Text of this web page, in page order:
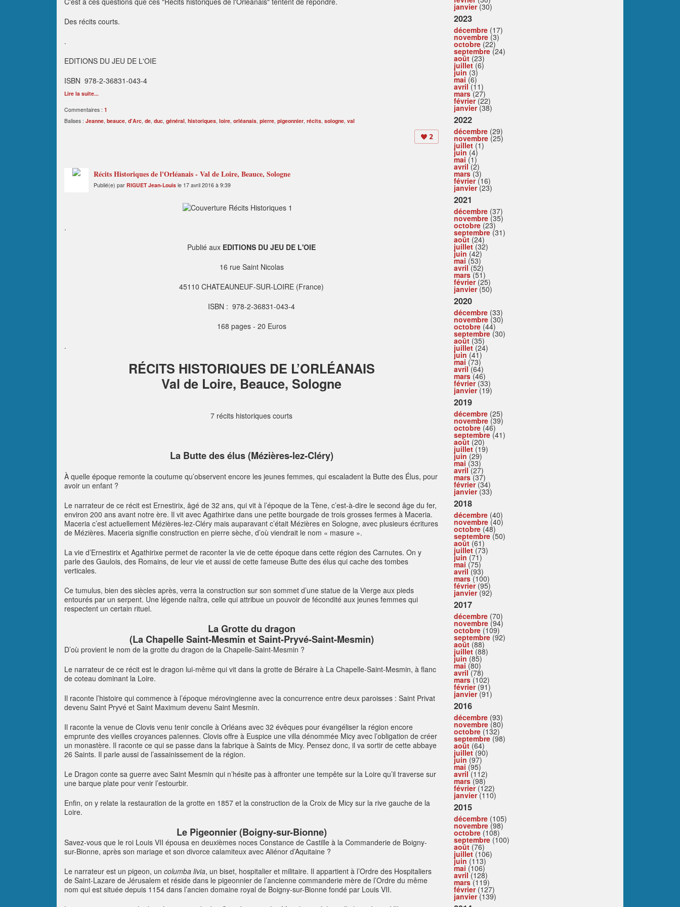
Des récits courts.
.
EDITIONS DU JEU DE L'OIE
ISBN 978-2-36831-043-4
Lire la suite...
Commentaires : 1
Balises : Jeanne, beauce, d'Arc, de, duc, général, historiques, loire, orléanais, pierre, pigeonnier, récits, sologne, val
2
Récits Historiques de l'Orléanais - Val de Loire, Beauce, Sologne
Publié(e) par RIGUET Jean-Louis le 17 avril 2016 à 9:39
.
Publié aux EDITIONS DU JEU DE L'OIE
16 rue Saint Nicolas
45110 CHATEAUNEUF-SUR-LOIRE (France)
ISBN : 978-2-36831-043-4
168 pages - 20 Euros
.
RÉCITS HISTORIQUES DE L’ORLÉANAIS
Val de Loire, Beauce, Sologne
7 récits historiques courts
La Butte des élus (Mézières-lez-Cléry)
À quelle époque remonte la coutume qu’observent encore les jeunes femmes, qui escaladent la Butte des Élus, pour
avoir un enfant ?
Le narrateur de ce récit est Ernestirix, âgé de 32 ans, qui vit à l’époque de la Tène, c’est-à-dire le second âge du fer,
environ 200 ans avant notre ère. Il vit avec Agathirixe dans une petite bourgade de trois grosses fermes à Maceria.
Maceria c’est actuellement Mézières-lez-Cléry mais auparavant c’était Mézières en Sologne, avec plusieurs écritures
de Mézières. Maceria signifie construction en pierre sèche, d’où viendrait le nom « masure ».
La vie d’Ernestirix et Agathirixe permet de raconter la vie de cette époque dans cette région des Carnutes. On y
parle des Gaulois, des Romains, de leur vie et aussi de cette fameuse Butte des élus qui cache des tombes
verticales.
Ce tumulus, bien des siècles après, verra la construction sur son sommet d’une statue de la Vierge aux pieds
entourés par un serpent. Une légende naîtra, celle qui attribue un pouvoir de fécondité aux jeunes femmes qui
respectent un certain rituel.
La Grotte du dragon
(La Chapelle Saint-Mesmin et Saint-Pryvé-Saint-Mesmin)
D’où provient le nom de la grotte du dragon de la Chapelle-Saint-Mesmin ?
Le narrateur de ce récit est le dragon lui-même qui vit dans la grotte de Béraire à La Chapelle-Saint-Mesmin, à flanc
de coteau dominant la Loire.
Il raconte l’histoire qui commence à l’époque mérovingienne avec la concurrence entre deux paroisses : Saint Privat
devenu Saint Pryvé et Saint Maximum devenu Saint Mesmin.
Il raconte la venue de Clovis venu tenir concile à Orléans avec 32 évêques pour évangéliser la région encore
emprunte des vieilles croyances païennes. Clovis offre à Euspice une villa dénommée Micy avec l’obligation de créer
un monastère. Il raconte ce qui se passe dans la fabrique à Saints de Micy. Pensez donc, il va sortir de cette abbaye
26 Saints. Il parle aussi de l’assainissement de la région.
Le Dragon conte sa guerre avec Saint Mesmin qui n’hésite pas à affronter une tempête sur la Loire qu’il traverse sur
une barque plate pour venir l’estourbir.
Enfin, on y relate la restauration de la grotte en 1857 et la construction de la Croix de Micy sur la rive gauche de la
Loire.
Le Pigeonnier (Boigny-sur-Bionne)
Savez-vous que le roi Louis VII épousa en deuxièmes noces Constance de Castille à la Commanderie de Boigny-
sur-Bionne, après son mariage et son divorce calamiteux avec Aliénor d’Aquitaine ?
Le narrateur est un pigeon, un columba livia, un biset, hospitalier et militaire. Il appartient à l’Ordre des Hospitaliers
de Saint-Lazare de Jérusalem et réside dans le pigeonnier de l’ancienne commanderie mère de l’Ordre du même
nom qui est située depuis 1154 dans l’ancien domaine royal de Boigny-sur-Bionne fondé par Louis VII.
janvier(30)
2023
décembre (17)
novembre (3)
octobre (22)
septembre (24)
août (23)
juillet(6)
juin (3)
mai (6)
avril(11)
mars(27)
février(22)
janvier(38)
2022
décembre (29)
novembre (25)
juillet (1)
juin (4)
mai (1)
avril(2)
mars(3)
février(16)
janvier(23)
2021
décembre (37)
novembre (35)
octobre (23)
septembre (31)
août (24)
juillet(32)
juin (42)
mai (53)
avril(52)
mars(51)
février(25)
janvier(50)
2020
décembre (33)
novembre (30)
octobre (44)
septembre (30)
août (35)
juillet(24)
juin (41)
mai (73)
avril(64)
mars(46)
février(33)
janvier(19)
2019
décembre (25)
novembre (39)
octobre (46)
septembre (41)
août (20)
juillet(19)
juin (29)
mai (33)
avril(27)
mars(37)
février(34)
janvier(33)
2018
décembre (40)
novembre (40)
octobre (48)
septembre (50)
août (61)
juillet(73)
juin (71)
mai (75)
avril(93)
mars(100)
février(95)
janvier(92)
2017
décembre (70)
novembre (94)
octobre (109)
septembre (92)
août (88)
juillet(88)
juin (85)
mai (80)
avril(78)
mars(102)
février(91)
janvier(91)
2016
décembre (93)
novembre (80)
octobre (132)
septembre (98)
août (64)
juillet(90)
juin (97)
mai (95)
avril(112)
mars(98)
février(122)
janvier(110)
2015
décembre (105)
novembre (98)
octobre (108)
septembre (100)
août (76)
juillet(106)
juin (113)
mai (106)
avril(128)
mars(119)
février(127)
janvier(139)